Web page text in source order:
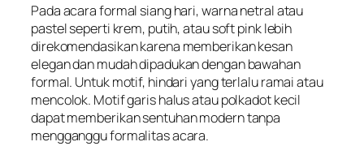
Pada acara formal siang hari, warna netral atau
pastel seperti krem, putih, atau soft pink lebih
direkomendasikan karena memberikan kesan
elegan dan mudah dipadukan dengan bawahan
formal. Untuk motif, hindari yang terlalu ramai atau
mencolok. Motif garis halus atau polkadot kecil
dapat memberikan sentuhan modern tanpa
mengganggu formalitas acara.